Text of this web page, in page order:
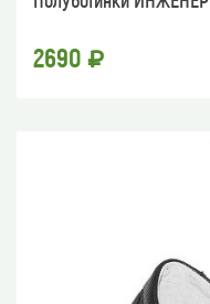
2690